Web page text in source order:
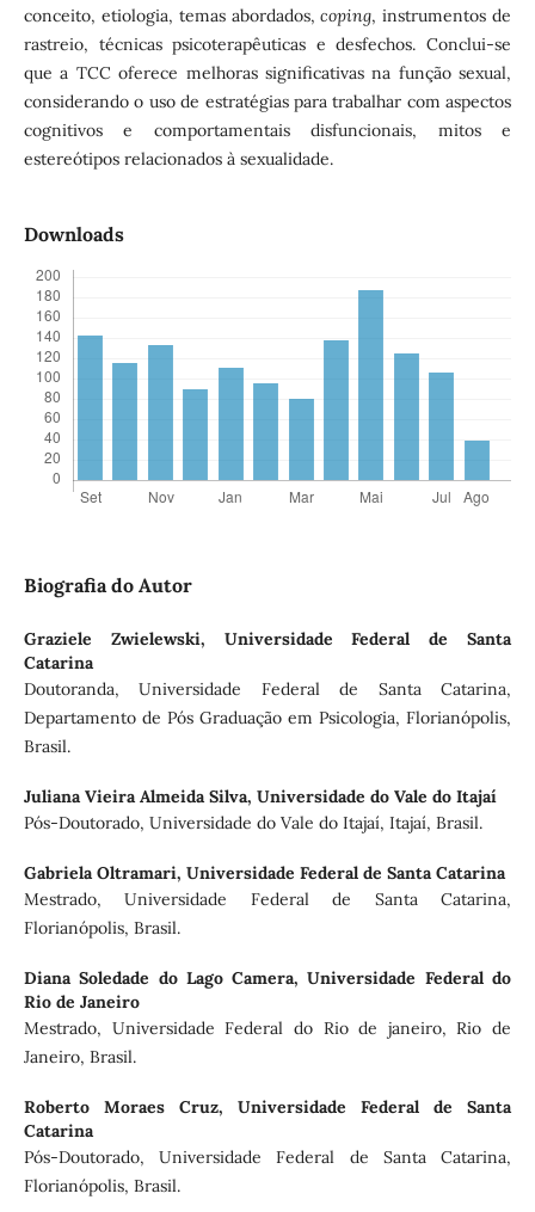
conceito, etiologia, temas abordados,coping, instrumentos de
rastreio, técnicas psicoterapêuticas e desfechos. Conclui-se
que a TCC oferece melhoras significativas na função sexual,
considerando o uso de estratégias para trabalhar com aspectos
cognitivos e comportamentais disfuncionais, mitos e
estereótipos relacionados à sexualidade.
Downloads
Biografia do Autor
Graziele Zwielewski, Universidade Federal de Santa
Catarina
Doutoranda, Universidade Federal de Santa Catarina,
Departamento de Pós Graduação em Psicologia, Florianópolis,
Brasil.
Juliana Vieira Almeida Silva, Universidade do Vale do Itajaí
Pós-Doutorado, Universidade do Vale do Itajaí, Itajaí, Brasil.
Gabriela Oltramari, Universidade Federal de Santa Catarina
Mestrado, Universidade Federal de Santa Catarina,
Florianópolis, Brasil.
Diana Soledade do Lago Camera,Universidade Federal do
Rio de Janeiro
Mestrado, Universidade Federal do Rio de janeiro, Rio de
Janeiro, Brasil.
Roberto Moraes Cruz, Universidade Federal de Santa
Catarina
Pós-Doutorado, Universidade Federal de Santa Catarina,
Florianópolis, Brasil.